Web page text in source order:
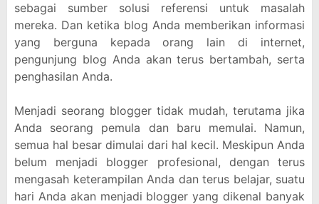
sebagai sumber solusi referensi untuk masalah
mereka. Dan ketika blog Anda memberikan informasi
yang berguna kepada orang lain di internet,
pengunjung blog Anda akan terus bertambah, serta
penghasilan Anda.
Menjadi seorang blogger tidak mudah, terutama jika
Anda seorang pemula dan baru memulai. Namun,
semua hal besar dimulai dari hal kecil. Meskipun Anda
belum menjadi blogger profesional, dengan terus
mengasah keterampilan Anda dan terus belajar, suatu
hari Anda akan menjadi blogger yang dikenal banyak